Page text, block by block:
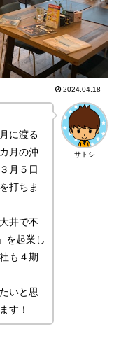
2024.04.18
サトシ
に渡る
月の沖
月５日
打ちま
井で不
を起業し
も４期
いと思
す！